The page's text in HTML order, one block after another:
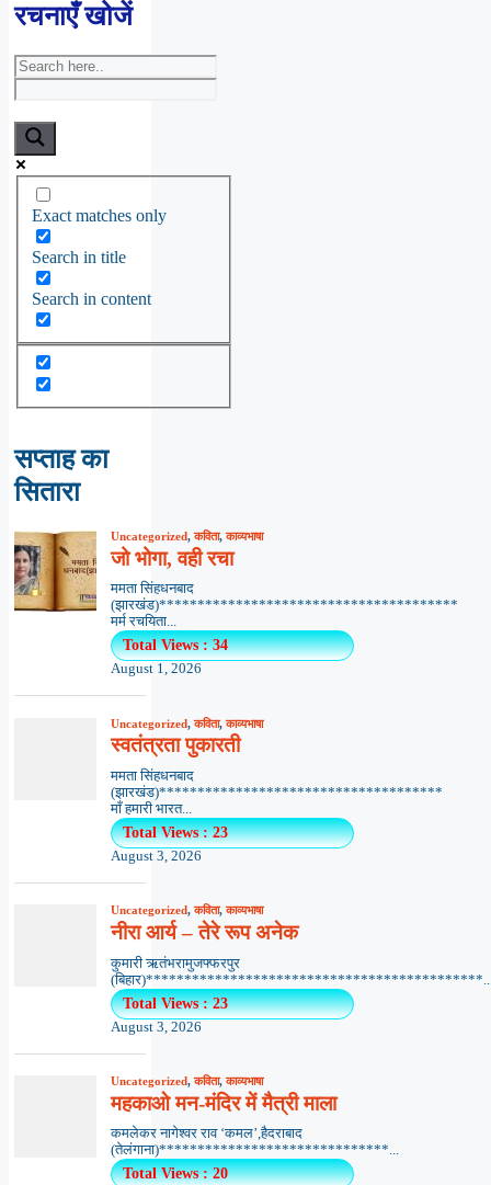
रचनाएँ खोजें
Exact matches only
Search in title
Search in content
सप्ताह का
सितारा